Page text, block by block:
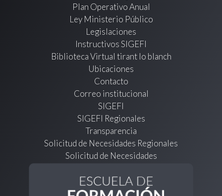
Plan Operativo Anual
Ley Ministerio Público
Legislaciones
Instructivos SIGEFI
Biblioteca Virtual tirant lo blanch
Ubicaciones
Contacto
Correo institucional
SIGEFI
SIGEFI Regionales
Transparencia
Solicitud de Necesidades Regionales
Solicitud de Necesidades